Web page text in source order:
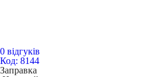
0 відгуків
Код: 8144
Заправка